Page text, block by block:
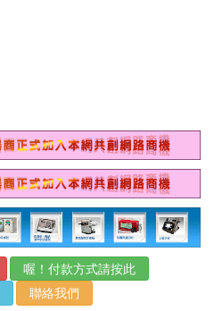
喔！付款方式請按此
聯絡我們